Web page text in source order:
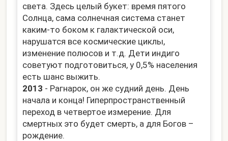
света. Здесь целый букет: время пятого
Солнца, сама солнечная система станет
каким-то боком к галактической оси,
нарушатся все космические циклы,
изменение полюсов и т.д. Дети индиго
советуют подготовиться, у 0,5% населения
есть шанс выжить.
2013 - Рагнарок, он же судний день. День
начала и конца! Гиперпространственный
переход в четвертое измерение. Для
смертных это будет смерть, а для Богов –
рождение.